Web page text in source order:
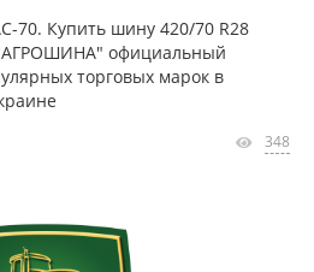
70. Купить шину 420/70 R28
официальный
торговых марок в
348